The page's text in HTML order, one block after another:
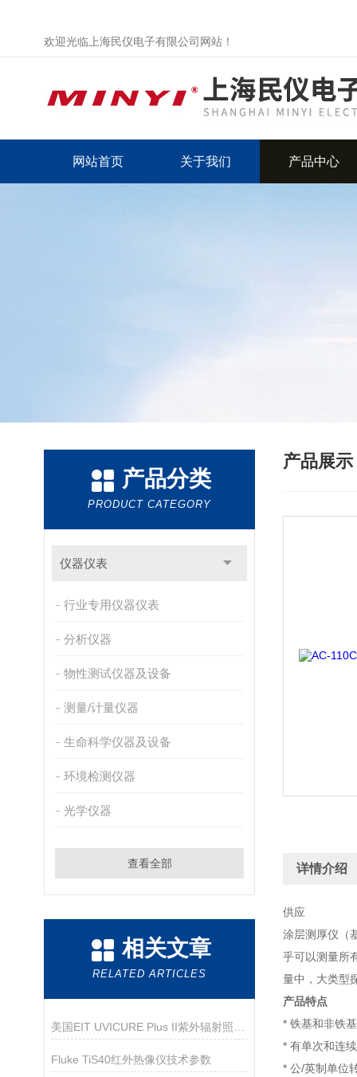
欢迎光临上海民仪电子有限公司网站！
网站首页 关于我们 产品中心
产品分类
PRODUCT CATEGORY
仪器仪表
行业专用仪器仪表
分析仪器
物性测试仪器及设备
测量/计量仪器
生命科学仪器及设备
环境检测仪器
光学仪器
查看全部
相关文章
RELATED ARTICLES
Fluke TiS40红外热像仪技术参数
产品展示
详情介绍
供应
涂层测厚仪（
乎可以测量所
量中，大类型
产品特点
* 铁基和非铁
* 有单次和连
* 公/英制单位